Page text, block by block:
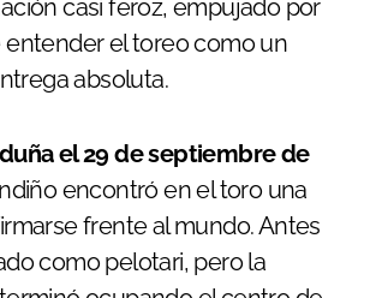
casi feroz, empujado por
entender el toreo como un
absoluta.
el 29 de septiembre de
encontró en el toro una
frente al mundo. Antes
como pelotari, pero la